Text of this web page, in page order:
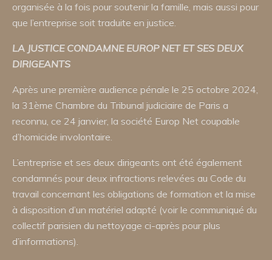
organisée à la fois pour soutenir la famille, mais aussi pour
que l’entreprise soit traduite en justice.
LA JUSTICE CONDAMNE EUROP NET ET SES DEUX
DIRIGEANTS
Après une première audience pénale le 25 octobre 2024,
la 31ème Chambre du Tribunal judiciaire de Paris a
reconnu, ce 24 janvier, la société Europ Net coupable
d’homicide involontaire.
L’entreprise et ses deux dirigeants ont été également
condamnés pour deux infractions relevées au Code du
travail concernant les obligations de formation et la mise
à disposition d’un matériel adapté (voir le communiqué du
collectif parisien du nettoyage ci-après pour plus
d’informations).